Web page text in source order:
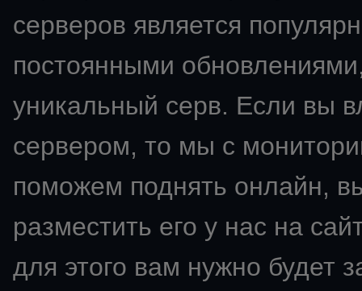
серверов является
постоянными
уникальный серв. Если вы
сервером, то мы с
поможем поднять онлайн,
разместить его у нас на
для этого вам нужно будет